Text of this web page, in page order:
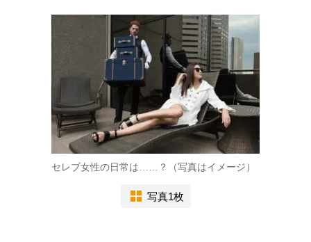
セレブ女性の日常は……？（写真はイメージ）
写真1枚